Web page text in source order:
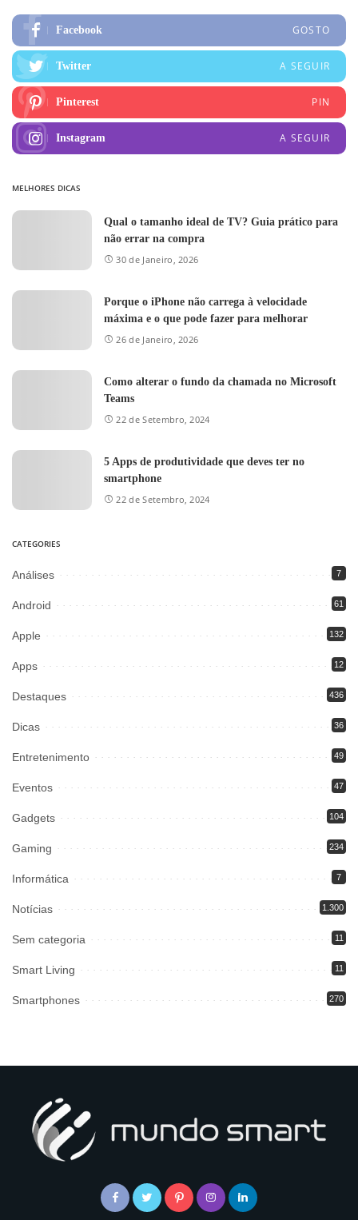
Facebook GOSTO
Twitter A SEGUIR
Pinterest PIN
Instagram A SEGUIR
MELHORES DICAS
Qual o tamanho ideal de TV? Guia prático para
não errar na compra
30 de Janeiro, 2026
Porque o iPhone não carrega à velocidade
máxima e o que pode fazer para melhorar
26 de Janeiro, 2026
Como alterar o fundo da chamada no Microsoft
Teams
22 de Setembro, 2024
5 Apps de produtividade que deves ter no
smartphone
22 de Setembro, 2024
CATEGORIES
Análises 7
Android 61
Apple 132
Apps 12
Destaques 436
Dicas 36
Entretenimento 49
Eventos 47
Gadgets 104
Gaming 234
Informática 7
Notícias 1.300
Sem categoria 11
Smart Living 11
Smartphones 270